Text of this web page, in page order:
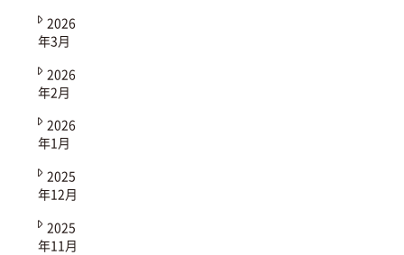
2026
年3月
2026
年2月
2026
年1月
2025
年12月
2025
年11月